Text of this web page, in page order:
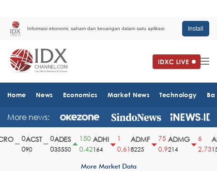
Informasi ekonomi, saham dan keuangan dalam satu aplikasi. Install
Home News Economics Market News Technology
More news:
ACST
90
ADES
35550
150
0.42
ADHI
164
0.61
ADMF
8225
75
0.9
ADMG
214
2.73
More Market Data